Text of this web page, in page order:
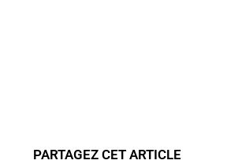
PARTAGEZ CET ARTICLE